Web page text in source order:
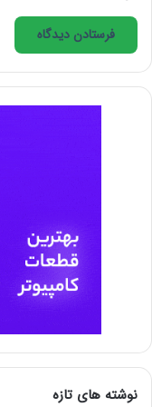
در برخی از
بخش‌ها، مانند
نوشته های تازه